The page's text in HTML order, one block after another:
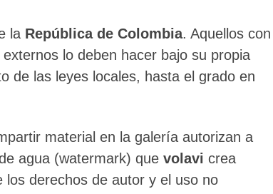
la República de Colombia. Aquellos con
lo deben hacer bajo su propia
de las leyes locales, hasta el grado en
material en la galería autorizan a
agua (watermark) que volavi crea
los derechos de autor y el uso no